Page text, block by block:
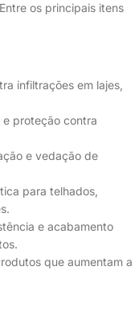
os principais itens
infiltrações em lajes,
e proteção contra
e vedação de
para telhados,
e acabamento
que aumentam a